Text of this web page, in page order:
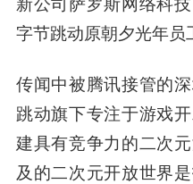
字节跳动原朝夕光年员
传闻中被腾讯接管的
跳动旗下专注于游戏
建具有竞争力的二次
及的二次元开放世界